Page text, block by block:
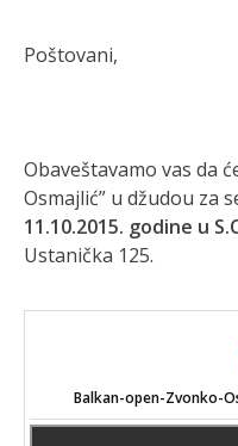
Poštovani,
Obaveštavamo vas da
Osmajlić” u džudou za
11.10.2015. godine u
Ustanička 125.
Balkan-open-Zvonko-